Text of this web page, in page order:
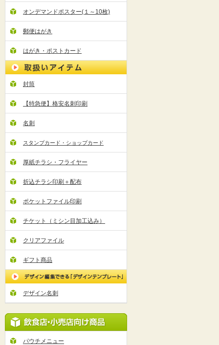
オンデマンドポスター(１～10枚)
郵便はがき
はがき・ポストカード
封筒
【特急便】格安名刺印刷
名刺
スタンプカード・ショップカード
厚紙チラシ・フライヤー
折込チラシ印刷＋配布
ポケットファイル印刷
チケット（ミシン目加工込み）
クリアファイル
ギフト商品
デザイン名刺
パウチメニュー